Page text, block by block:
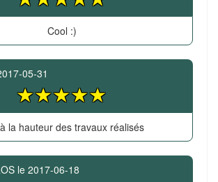
Cool :)
05-31
la hauteur des travaux réalisés
le 2017-06-18